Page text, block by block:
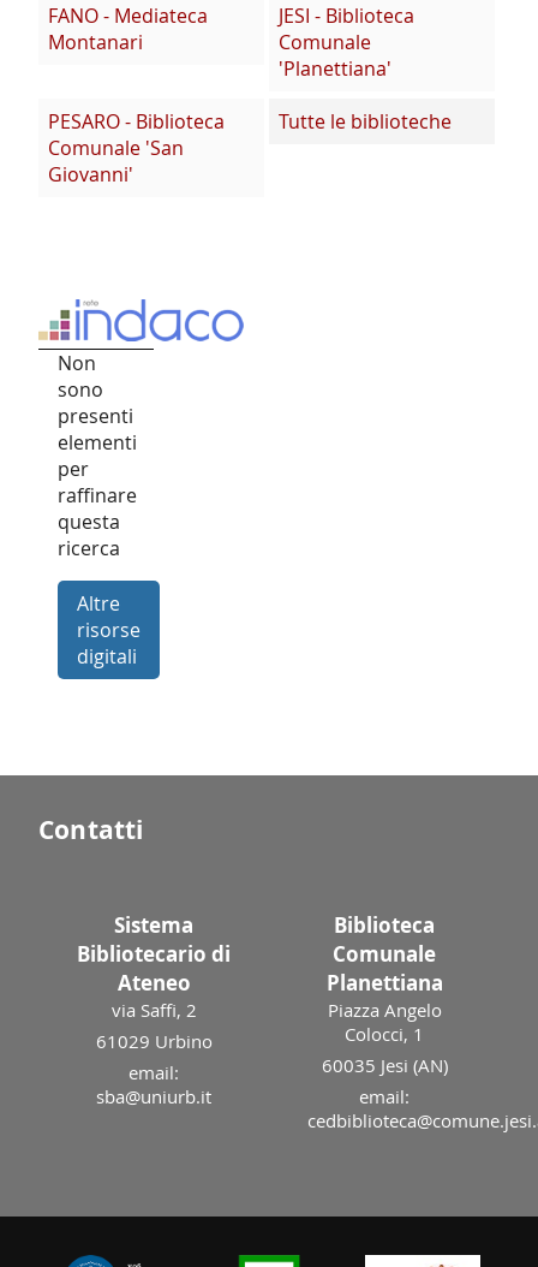
FANO - Mediateca
Montanari
JESI - Biblioteca
Comunale
'Planettiana'
PESARO - Biblioteca
Comunale 'San
Giovanni'
Tutte le biblioteche
Non
sono
presenti
elementi
per
raffinare
questa
ricerca
Altre
risorse
digitali
Contatti
Sistema
Bibliotecario di
Ateneo
via Saffi, 2
61029 Urbino
email:
sba@uniurb.it
Biblioteca
Comunale
Planettiana
Piazza Angelo
Colocci, 1
60035 Jesi (AN)
email: